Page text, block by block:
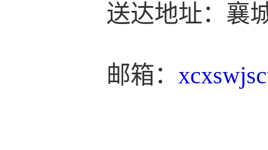
送达地址：襄
邮箱：